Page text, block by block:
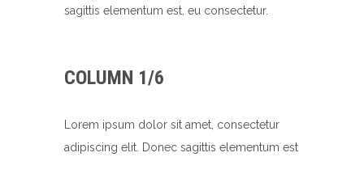
sagittis elementum est, eu consectetur.
COLUMN 1/6
Lorem ipsum dolor sit amet, consectetur
adipiscing elit. Donec sagittis elementum est